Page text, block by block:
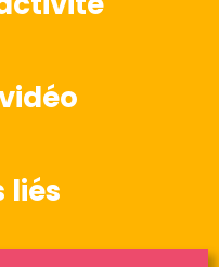
liés